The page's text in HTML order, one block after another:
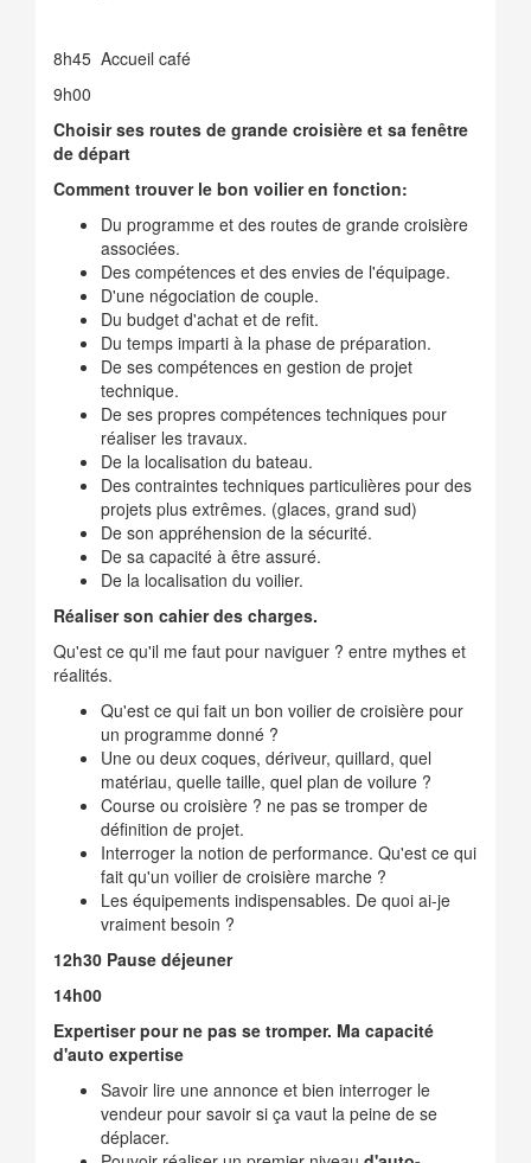
8h45 Accueil café
9h00
Choisir ses routes de grande croisière et sa fenêtre
de départ
Comment trouver le bon voilier en fonction:
Du programme et des routes de grande croisière
associées.
Des compétences et des envies de l'équipage.
D'une négociation de couple.
Du budget d'achat et de refit.
Du temps imparti à la phase de préparation.
De ses compétences en gestion de projet
technique.
De ses propres compétences techniques pour
réaliser les travaux.
De la localisation du bateau.
Des contraintes techniques particulières pour des
projets plus extrêmes. (glaces, grand sud)
De son appréhension de la sécurité.
De sa capacité à être assuré.
De la localisation du voilier.
Réaliser son cahier des charges.
Qu'est ce qu'il me faut pour naviguer ? entre mythes et
réalités.
Qu'est ce qui fait un bon voilier de croisière pour
un programme donné ?
Une ou deux coques, dériveur, quillard, quel
matériau, quelle taille, quel plan de voilure ?
Course ou croisière ? ne pas se tromper de
définition de projet.
Interroger la notion de performance. Qu'est ce qui
fait qu'un voilier de croisière marche ?
Les équipements indispensables. De quoi ai-je
vraiment besoin ?
12h30 Pause déjeuner
14h00
Expertiser pour ne pas se tromper. Ma capacité
d'auto expertise
Savoir lire une annonce et bien interroger le
vendeur pour savoir si ça vaut la peine de se
déplacer.